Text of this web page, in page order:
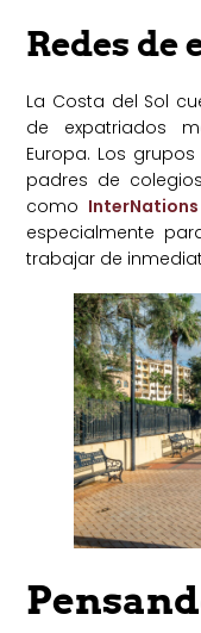
Redes de
La Costa del Sol
de expatriados
Europa. Los
padres de
como InterNations
especialmente
trabajar de